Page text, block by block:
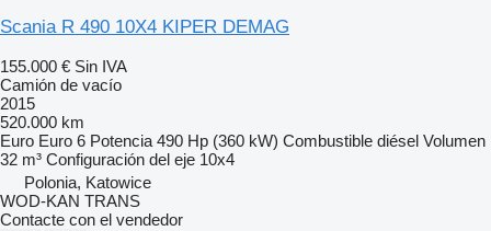
Scania R 490 10X4 KIPER DEMAG
155.000 € Sin IVA
Camión de vacío
2015
520.000 km
Euro Euro 6 Potencia 490 Hp (360 kW) Combustible diésel Volumen
32 m³ Configuración del eje 10x4
Polonia, Katowice
WOD-KAN TRANS
Contacte con el vendedor